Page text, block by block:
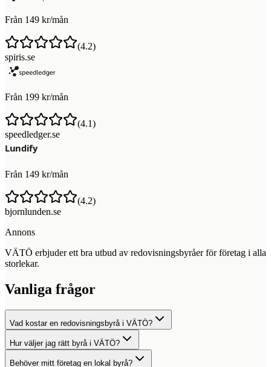
Från 149 kr/mån
(4.2)
spiris.se
Från 199 kr/mån
(4.1)
speedledger.se
Från 149 kr/mån
(4.2)
bjornlunden.se
Annons
VÄTÖ erbjuder ett bra utbud av redovisningsbyråer för företag i alla
storlekar.
Vanliga frågor
Vad kostar en redovisningsbyrå i VÄTÖ?
Hur väljer jag rätt byrå i VÄTÖ?
Behöver mitt företag en lokal byrå?